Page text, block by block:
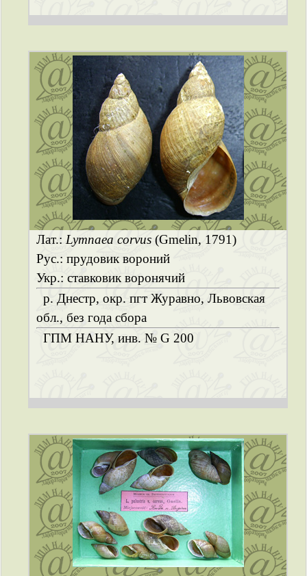
Лат.: Lymnaea corvus(Gmelin, 1791)
Рус.: прудовик вороний
Укр.: ставковик воронячий
р. Днестр, окр. пгт Журавно, Львовская
обл., без года сбора
ГПМ НАНУ, инв. № G 200